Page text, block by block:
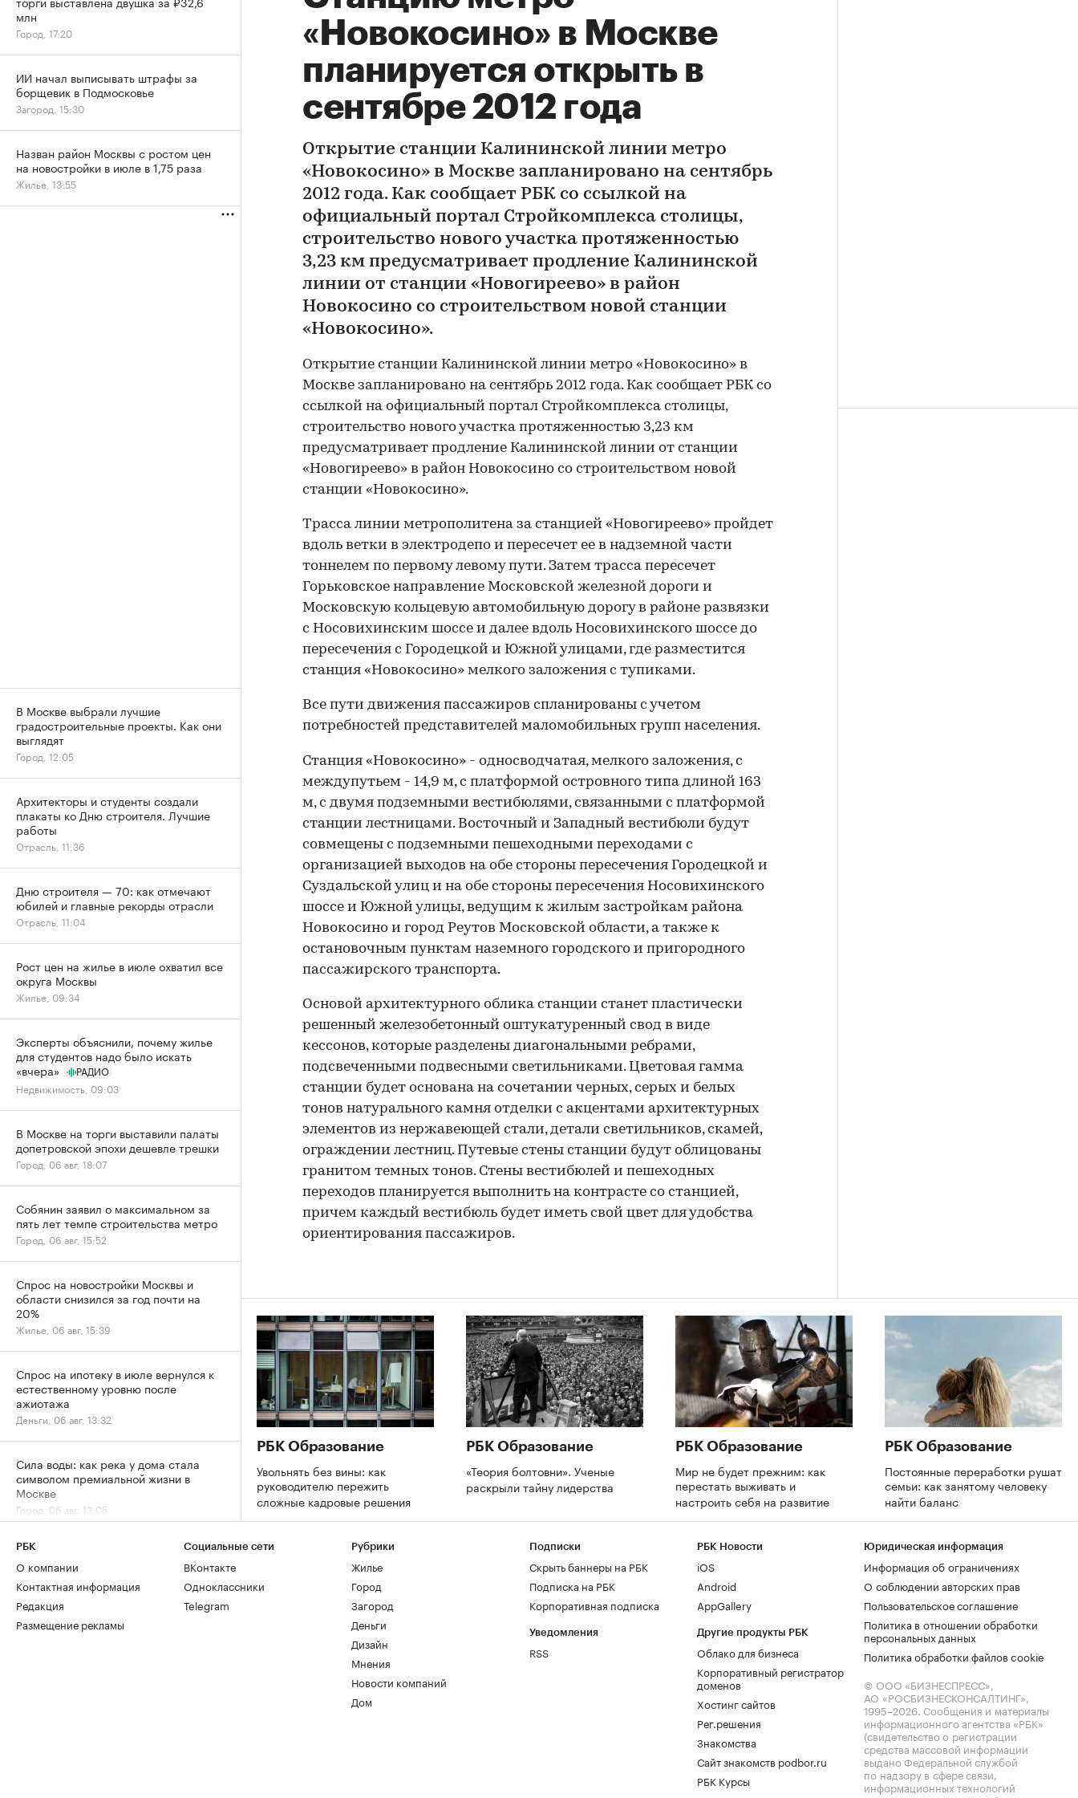
«Новокосино» в Москве
планируется открыть в
сентябре 2012 года
Открытие станции Калининской линии метро
«Новокосино» в Москве запланировано на сентябрь
2012 года. Как сообщает РБК со ссылкой на
официальный портал Стройкомплекса столицы,
строительство нового участка протяженностью
3,23 км предусматривает продление Калининской
линии от станции «Новогиреево» в район
Новокосино со строительством новой станции
«Новокосино».
Открытие станции Калининской линии метро «Новокосино» в
Москве запланировано на сентябрь 2012 года. Как сообщает РБК со
ссылкой на официальный портал Стройкомплекса столицы,
строительство нового участка протяженностью 3,23 км
предусматривает продление Калининской линии от станции
«Новогиреево» в район Новокосино со строительством новой
станции «Новокосино».
Трасса линии метрополитена за станцией «Новогиреево» пройдет
вдоль ветки в электродепо и пересечет ее в надземной части
тоннелем по первому левому пути. Затем трасса пересечет
Горьковское направление Московской железной дороги и
Московскую кольцевую автомобильную дорогу в районе развязки
с Носовихинским шоссе и далее вдоль Носовихинского шоссе до
пересечения с Городецкой и Южной улицами, где разместится
станция «Новокосино» мелкого заложения с тупиками.
Все пути движения пассажиров спланированы с учетом
потребностей представителей маломобильных групп населения.
Станция «Новокосино» - односводчатая, мелкого заложения, с
междупутьем - 14,9 м, с платформой островного типа длиной 163
м, с двумя подземными вестибюлями, связанными с платформой
станции лестницами. Восточный и Западный вестибюли будут
совмещены с подземными пешеходными переходами с
организацией выходов на обе стороны пересечения Городецкой и
Суздальской улиц и на обе стороны пересечения Носовихинского
шоссе и Южной улицы, ведущим к жилым застройкам района
Новокосино и город Реутов Московской области, а также к
остановочным пунктам наземного городского и пригородного
пассажирского транспорта.
Основой архитектурного облика станции станет пластически
решенный железобетонный оштукатуренный свод в виде
кессонов, которые разделены диагональными ребрами,
подсвеченными подвесными светильниками. Цветовая гамма
станции будет основана на сочетании черных, серых и белых
тонов натурального камня отделки с акцентами архитектурных
элементов из нержавеющей стали, детали светильников, скамей,
ограждении лестниц. Путевые стены станции будут облицованы
гранитом темных тонов. Стены вестибюлей и пешеходных
переходов планируется выполнить на контрасте со станцией,
причем каждый вестибюль будет иметь свой цвет для удобства
ориентирования пассажиров.
РБК Образование
Увольнять без вины: как
руководителю пережить
сложные кадровые решения
РБК Образование
«Теория болтовни». Ученые
раскрыли тайну лидерства
РБК Образование
Мир не будет прежним: как
перестать выживать и
настроить себя на развитие
РБК Образование
Постоянные переработки рушат
семьи: как занятому человеку
найти баланс
млн
Город, 17:20
ИИ начал выписывать штрафы за
борщевик в Подмосковье
Загород, 15:30
Назван район Москвы с ростом цен
на новостройки в июле в 1,75 раза
Жилье, 13:55
В Москве выбрали лучшие
градостроительные проекты. Как они
выглядят
Город, 12:05
Архитекторы и студенты создали
плакаты ко Дню строителя. Лучшие
работы
Отрасль, 11:36
Дню строителя — 70: как отмечают
юбилей и главные рекорды отрасли
Отрасль, 11:04
Рост цен на жилье в июле охватил все
округа Москвы
Жилье, 09:34
Эксперты объяснили, почему жилье
для студентов надо было искать
«вчера»
РАДИО
Недвижимость, 09:03
В Москве на торги выставили палаты
допетровской эпохи дешевле трешки
Город, 06 авг, 18:07
Собянин заявил о максимальном за
пять лет темпе строительства метро
Город, 06 авг, 15:52
Спрос на новостройки Москвы и
области снизился за год почти на
20%
Жилье, 06 авг, 15:39
Спрос на ипотеку в июле вернулся к
естественному уровню после
ажиотажа
Деньги, 06 авг, 13:32
Сила воды: как река у дома стала
символом премиальной жизни в
Москве
Город, 06 авг, 13:05
За 9 лет в Москве в кадастр внесли
более 500 новостроек по реновации
Город, 06 авг, 12:25
РБК
О компании
Контактная информация
Редакция
Размещение рекламы
Социальные сети
ВКонтакте
Одноклассники
Telegram
Рубрики
Жилье
Город
Загород
Деньги
Дизайн
Мнения
Новости компаний
Дом
Подписки
Скрыть баннеры на РБК
Подписка на РБК
Корпоративная подписка
Уведомления
RSS
РБК Новости
iOS
Android
AppGallery
Другие продукты РБК
Облако для бизнеса
Корпоративный регистратор
доменов
Хостинг сайтов
Рег.решения
Знакомства
Сайт знакомств podbor.ru
РБК Курсы
Юридическая информация
Информация об ограничениях
О соблюдении авторских прав
Пользовательское соглашение
Политика в отношении обработки
персональных данных
Политика обработки файлов cookie
© ООО «БИЗНЕСПРЕСС»,
АО «РОСБИЗНЕСКОНСАЛТИНГ»,
1995–2026. Сообщения и материалы
информационного агентства «РБК»
(свидетельство о регистрации
средства массовой информации
выдано Федеральной службой
по надзору в сфере связи,
информационных технологий